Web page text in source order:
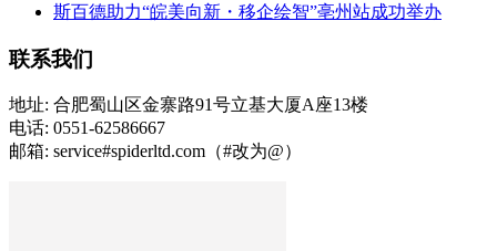
斯百德助力“皖美向新・移企绘智”亳州站成功举办
联系我们
地址: 合肥蜀山区金寨路91号立基大厦A座13楼
电话: 0551-62586667
邮箱: service#spiderltd.com（#改为@）